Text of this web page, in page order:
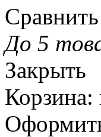
Сравнить
До 5
Закрыть
Корзина: